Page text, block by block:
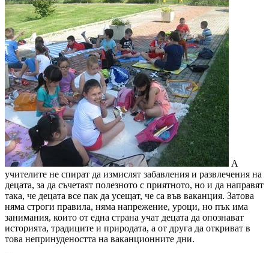
А
учителите не спират да измислят забавления и развлечения на
децата, за да съчетаят полезното с приятното, но и да направят
така, че децата все пак да усещат, че са във ваканция. Затова
няма строги правила, няма напрежение, уроци, но пък има
занимания, които от една страна учат децата да опознават
историята, традиците и природата, а от друга да откриват в
това непринудеността на ваканционните дни.